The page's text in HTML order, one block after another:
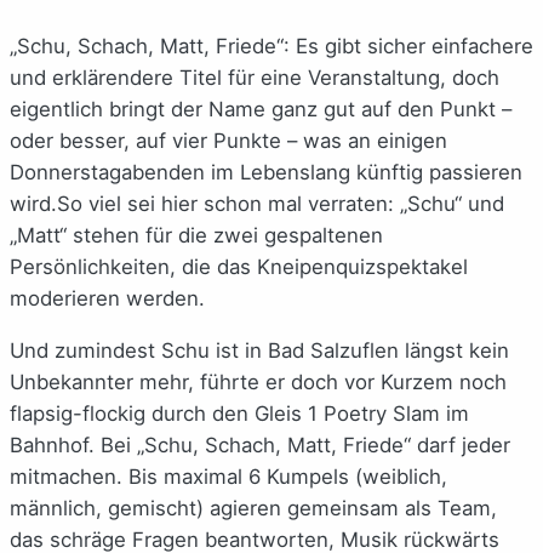
„Schu, Schach, Matt, Friede“: Es gibt sicher einfachere
und erklärendere Titel für eine Veranstaltung, doch
eigentlich bringt der Name ganz gut auf den Punkt –
oder besser, auf vier Punkte – was an einigen
Donnerstagabenden im Lebenslang künftig passieren
wird.So viel sei hier schon mal verraten: „Schu“ und
„Matt“ stehen für die zwei gespaltenen
Persönlichkeiten, die das Kneipenquizspektakel
moderieren werden.
Und zumindest Schu ist in Bad Salzuflen längst kein
Unbekannter mehr, führte er doch vor Kurzem noch
flapsig-flockig durch den Gleis 1 Poetry Slam im
Bahnhof. Bei „Schu, Schach, Matt, Friede“ darf jeder
mitmachen. Bis maximal 6 Kumpels (weiblich,
männlich, gemischt) agieren gemeinsam als Team,
das schräge Fragen beantworten, Musik rückwärts